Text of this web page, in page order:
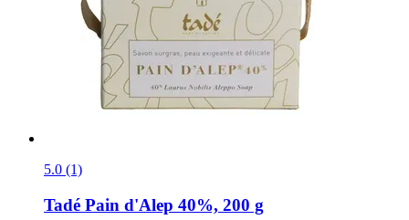
5.0 (1)
Tadé Pain d'Alep 40%, 200 g